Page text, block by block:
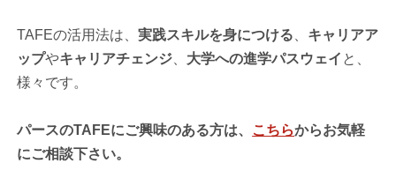
TAFEの活用法は、実践スキルを身につける
キャリアア
ップやキャリアチェンジ 大学への進学パスウェイ と、
様々です。
パースのTAFEにご興味のある方は、 こちらからお気軽
にご相談下さい。